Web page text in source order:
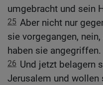
umgebracht und sein
25 Aber nicht nur
sie vorgegangen,
haben sie angegriffen.
26 Und jetzt belagern
Jerusalem und wollen